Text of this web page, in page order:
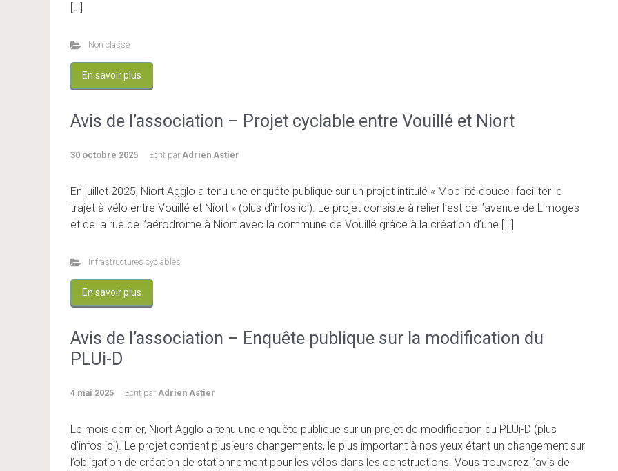
[…]
Non classé
En savoir plus
Avis de l’association – Projet cyclable entre Vouillé et Niort
30 octobre 2025 Ecrit par Adrien Astier
En juillet 2025, Niort Agglo a tenu une enquête publique sur un projet intitulé « Mobilité douce : faciliter le
trajet à vélo entre Vouillé et Niort » (plus d’infos ici). Le projet consiste à relier l’est de l’avenue de Limoges
et de la rue de l’aérodrome à Niort avec la commune de Vouillé grâce à la création d’une […]
Infrastructures cyclables
En savoir plus
Avis de l’association – Enquête publique sur la modification du
PLUi-D
4 mai 2025 Ecrit par Adrien Astier
Le mois dernier, Niort Agglo a tenu une enquête publique sur un projet de modification du PLUi-D (plus
d’infos ici). Le projet contient plusieurs changements, le plus important à nos yeux étant un changement sur
l’obligation de création de stationnement pour les vélos dans les constructions. Vous trouverez l’avis de